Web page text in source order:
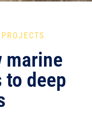
marine
deep